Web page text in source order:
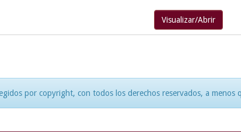
Visualizar/Abrir
por copyright, con todos los derechos reservados, a menos